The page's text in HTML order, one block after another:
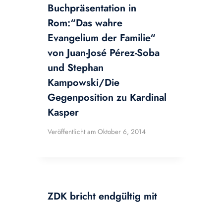
Buchpräsentation in
Rom:“Das wahre
Evangelium der Familie“
von Juan-José Pérez-Soba
und Stephan
Kampowski/Die
Gegenposition zu Kardinal
Kasper
Veröffentlicht am Oktober 6, 2014
ZDK bricht endgültig mit